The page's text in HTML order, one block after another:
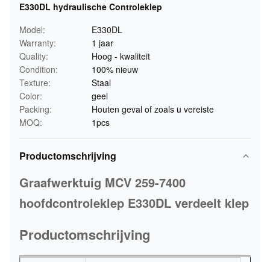
E330DL hydraulische Controleklep
Model:
E330DL
Warranty:
1 jaar
Quality:
Hoog - kwaliteit
Condition:
100% nieuw
Texture:
Staal
Color:
geel
Packing:
Houten geval of zoals u vereiste
MOQ:
1pcs
Productomschrijving
Graafwerktuig MCV 259-7400
hoofdcontroleklep E330DL verdeelt klep
Productomschrijving